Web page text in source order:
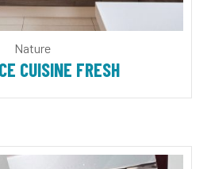
Nature
CUISINE FRESH